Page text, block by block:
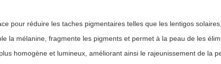
pour réduire les taches pigmentaires telles que les lentigos
la mélanine, fragmente les pigments et permet à la peau de les
homogène et lumineux, améliorant ainsi le rajeunissement de la